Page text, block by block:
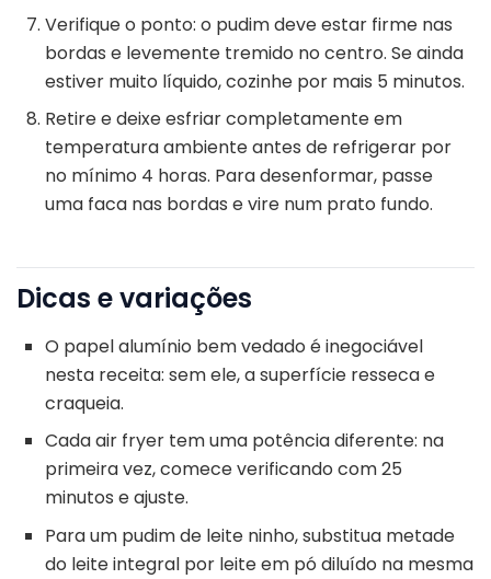
Verifique o ponto: o pudim deve estar firme nas
bordas e levemente tremido no centro. Se ainda
estiver muito líquido, cozinhe por mais 5 minutos.
Retire e deixe esfriar completamente em
temperatura ambiente antes de refrigerar por
no mínimo 4 horas. Para desenformar, passe
uma faca nas bordas e vire num prato fundo.
Dicas e variações
O papel alumínio bem vedado é inegociável
nesta receita: sem ele, a superfície resseca e
craqueia.
Cada air fryer tem uma potência diferente: na
primeira vez, comece verificando com 25
minutos e ajuste.
Para um pudim de leite ninho, substitua metade
do leite integral por leite em pó diluído na mesma